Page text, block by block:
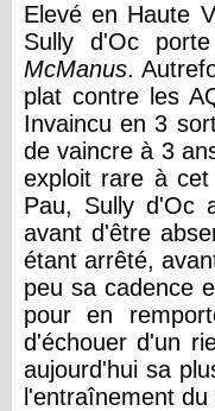
Elevé en Haute
Sully d'Oc
McManus.
plat contre les
Invaincu en 3
de vaincre à 3
exploit rare à
Pau, Sully d'Oc
avant d'être
étant arrêté,
peu sa cadence
pour en
d'échouer d'un
aujourd'hui sa
l'entraînement